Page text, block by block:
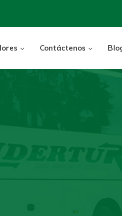
Contáctenos